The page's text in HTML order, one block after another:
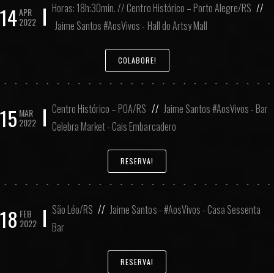
14APR
2022
Horas: 18h:30min. // Centro Histórico – Porto Alegre/RS //
Jaime Santos #AosVivos - Hall do Artsy Mall
COLABORE!
15 MAR
2022
Centro Histórico – POA/RS // Jaime Santos #AosVivos - Bar
Celebra Market - Cais Embarcadero
RESERVA!
18 FEB
2022
São Léo/RS // Jaime Santos - #AosVivos - Casa Sessenta
Bar
RESERVA!